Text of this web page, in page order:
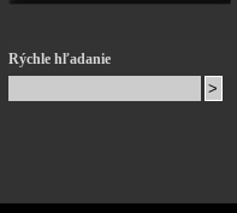
Rýchle hľadanie